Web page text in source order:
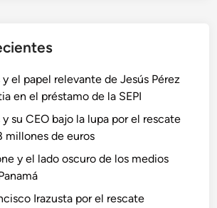
y el papel relevante de Jesús Pérez
en el préstamo de la SEPI
su CEO bajo la lupa por el rescate
millones de euros
y el lado oscuro de los medios
Irazusta por el rescate